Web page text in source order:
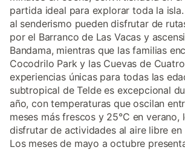
partida ideal para explorar toda la
al senderismo pueden disfrutar de
por el Barranco de Las Vacas y
Bandama, mientras que las familias
Cocodrilo Park y las Cuevas de
experiencias únicas para todas las
subtropical de Telde es excepcional
año, con temperaturas que oscilan
meses más frescos y 25°C en verano,
disfrutar de actividades al aire libre en
Los meses de mayo a octubre